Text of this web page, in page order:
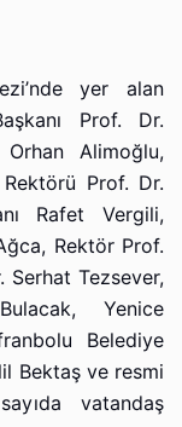
yer alan
Prof. Dr.
Alimoğlu,
Prof. Dr.
Rafet Vergili,
Rektör Prof.
Serhat Tezsever,
Yenice
Belediye
Bektaş ve resmi
vatandaş